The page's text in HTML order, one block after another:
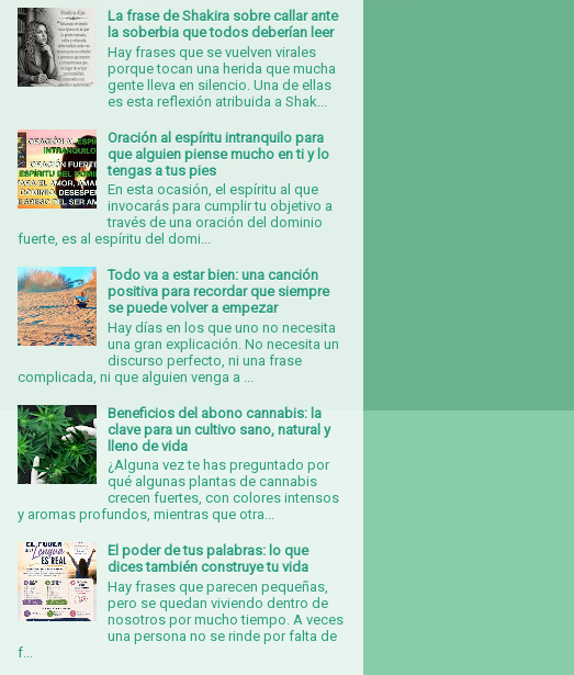
La frase de Shakira sobre callar ante
la soberbia que todos deberían leer
Hay frases que se vuelven virales
porque tocan una herida que mucha
gente lleva en silencio. Una de ellas
es esta reflexión atribuida a Shak...
Oración al espíritu intranquilo para
que alguien piense mucho en ti y lo
tengas a tus pies
En esta ocasión, el espíritu al que
invocarás para cumplir tu objetivo a
través de una oración del dominio
fuerte, es al espíritu del domi...
Todo va a estar bien: una canción
positiva para recordar que siempre
se puede volver a empezar
Hay días en los que uno no necesita
una gran explicación. No necesita un
discurso perfecto, ni una frase
complicada, ni que alguien venga a ...
Beneficios del abono cannabis: la
clave para un cultivo sano, natural y
lleno de vida
¿Alguna vez te has preguntado por
qué algunas plantas de cannabis
crecen fuertes, con colores intensos
y aromas profundos, mientras que otra...
El poder de tus palabras: lo que
dices también construye tu vida
Hay frases que parecen pequeñas,
pero se quedan viviendo dentro de
nosotros por mucho tiempo. A veces
una persona no se rinde por falta de
f...